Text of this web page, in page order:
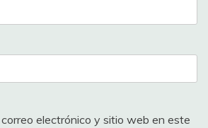
correo electrónico y sitio web en este